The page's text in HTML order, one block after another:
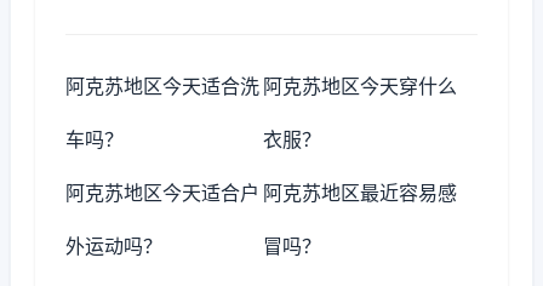
阿克苏地区今天适合洗
车吗？
阿克苏地区今天穿什么
衣服？
阿克苏地区今天适合户
外运动吗？
阿克苏地区最近容易感
冒吗？